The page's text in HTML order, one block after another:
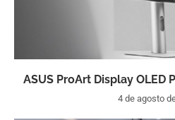
ASUS ProArt Display OLED
4 de agosto